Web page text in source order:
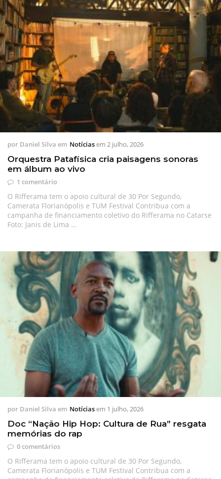
por Daniel Silva em Notíciasem 2 julho, 2026
Orquestra Patafísica cria paisagens sonoras
em álbum ao vivo
1 comentário
O Rifferama tem o apoio cultural de 30 Por Segundo,
Camerata Florianópolis e TUM Festival Contribua com a
campanha de financiamento coletivo do Rifferama no Catarse
Foto: Janis de Lima …
por Daniel Silva em Notíciasem 1 julho, 2026
Doc “Nação Hip Hop: Cultura de Rua” resgata
memórias do rap
0 comentários
O Rifferama tem o apoio cultural de 30 Por Segundo,
Camerata Florianópolis e TUM Festival Contribua com a